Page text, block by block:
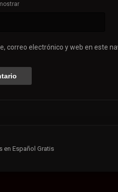
correo electrónico y web en este
en Español Gratis